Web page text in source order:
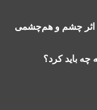
اثر چشم و هم‌چشمی
چه باید کرد؟